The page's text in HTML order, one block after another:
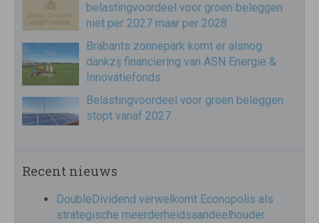
belastingvoordeel voor groen beleggen
niet per 2027 maar per 2028
Brabants zonnepark komt er alsnog
dankzij financiering van ASN Energie &
Innovatiefonds
Belastingvoordeel voor groen beleggen
stopt vanaf 2027
Recent nieuws
DoubleDividend verwelkomt Econopolis als
strategische meerderheidsaandeelhouder